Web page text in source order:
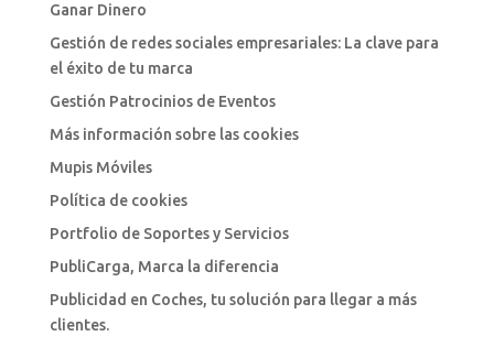
Ganar Dinero
Gestión de redes sociales empresariales: La clave para
el éxito de tu marca
Gestión Patrocinios de Eventos
Más información sobre las cookies
Mupis Móviles
Política de cookies
Portfolio de Soportes y Servicios
PubliCarga, Marca la diferencia
Publicidad en Coches, tu solución para llegar a más
clientes.